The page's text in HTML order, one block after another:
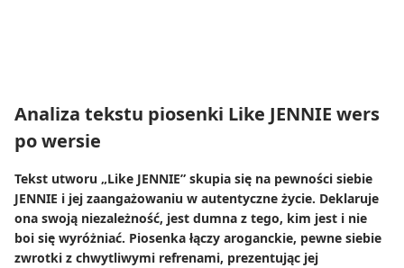
Analiza tekstu piosenki Like JENNIE wers
po wersie
Tekst utworu „Like JENNIE” skupia się na pewności siebie
JENNIE i jej zaangażowaniu w autentyczne życie. Deklaruje
ona swoją niezależność, jest dumna z tego, kim jest i nie
boi się wyróżniać. Piosenka łączy aroganckie, pewne siebie
zwrotki z chwytliwymi refrenami, prezentując jej